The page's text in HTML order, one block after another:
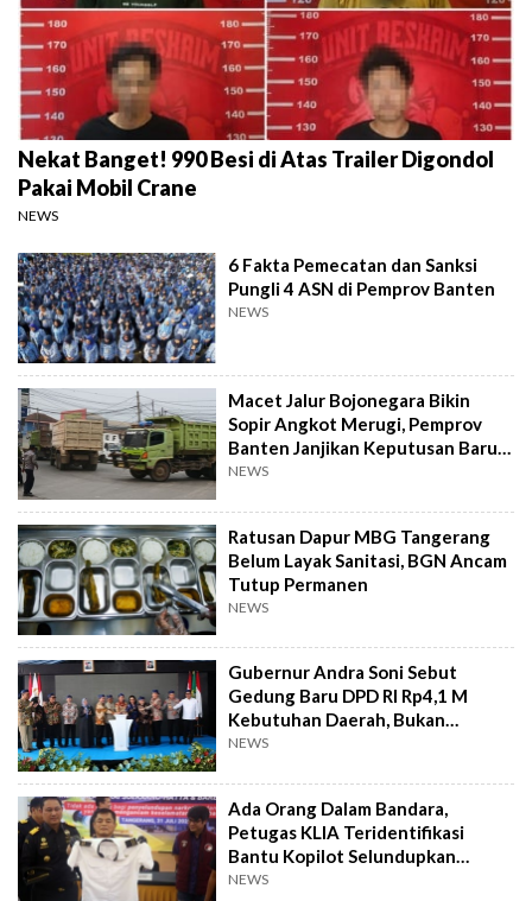
Nekat Banget! 990 Besi di Atas Trailer Digondol
Pakai Mobil Crane
NEWS
6 Fakta Pemecatan dan Sanksi
Pungli 4 ASN di Pemprov Banten
NEWS
Macet Jalur Bojonegara Bikin
Sopir Angkot Merugi, Pemprov
Banten Janjikan Keputusan Baru 4
Hari Lagi
NEWS
Ratusan Dapur MBG Tangerang
Belum Layak Sanitasi, BGN Ancam
Tutup Permanen
NEWS
Gubernur Andra Soni Sebut
Gedung Baru DPD RI Rp4,1 M
Kebutuhan Daerah, Bukan
Senator
NEWS
Ada Orang Dalam Bandara,
Petugas KLIA Teridentifikasi
Bantu Kopilot Selundupkan
Ekstasi ke Indonesia
NEWS